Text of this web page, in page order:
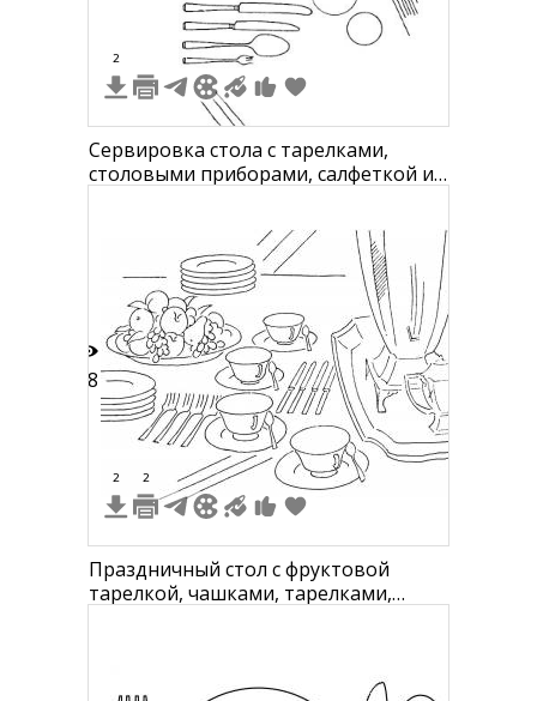
2
Сервировка стола с тарелками,
столовыми приборами, салфеткой и
18
2 2
Праздничный стол с фруктовой
тарелкой, чашками, тарелками,